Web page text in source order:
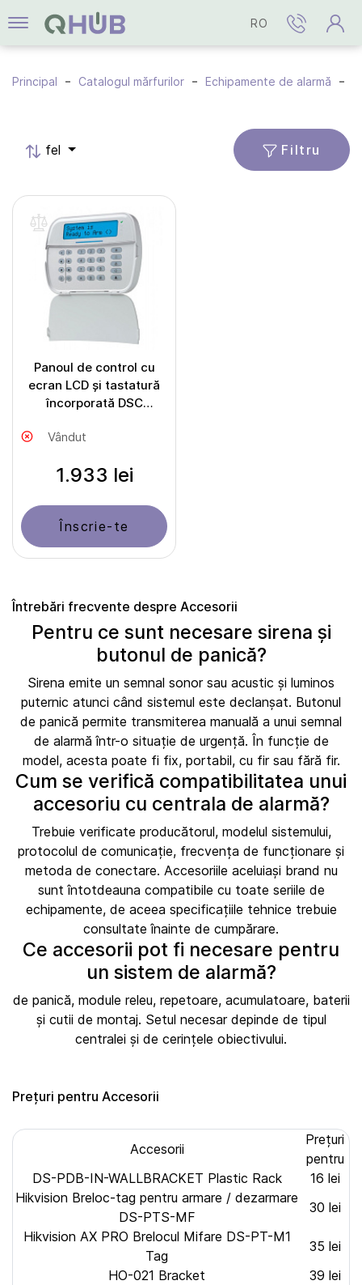
RO
Principal Catalogul mărfurilor Echipamente de alarmă
fel Filtru
Panoul de control cu
ecran LCD și tastatură
încorporată DSC
Vândut
1.933 lei
Înscrie-te
Întrebări frecvente despre Accesorii
Pentru ce sunt necesare sirena și
butonul de panică?
Sirena emite un semnal sonor sau acustic și luminos
puternic atunci când sistemul este declanșat. Butonul
de panică permite transmiterea manuală a unui semnal
de alarmă într-o situație de urgență. În funcție de
model, acesta poate fi fix, portabil, cu fir sau fără fir.
Cum se verifică compatibilitatea unui
accesoriu cu centrala de alarmă?
Trebuie verificate producătorul, modelul sistemului,
protocolul de comunicație, frecvența de funcționare și
metoda de conectare. Accesoriile aceluiași brand nu
sunt întotdeauna compatibile cu toate seriile de
echipamente, de aceea specificațiile tehnice trebuie
consultate înainte de cumpărare.
Ce accesorii pot fi necesare pentru
un sistem de alarmă?
de panică, module releu, repetoare, acumulatoare, baterii
și cutii de montaj. Setul necesar depinde de tipul
centralei și de cerințele obiectivului.
Prețuri pentru Accesorii
Accesorii
Prețuri
pentru
DS-PDB-IN-WALLBRACKET Plastic Rack
16 lei
Hikvision Breloc-tag pentru armare / dezarmare
DS-PTS-MF
30 lei
Hikvision AX PRO Brelocul Mifare DS-PT-M1
Tag
35 lei
HO-021 Bracket
39 lei